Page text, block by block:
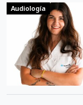
Audiología